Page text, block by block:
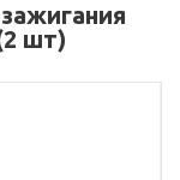
шт)